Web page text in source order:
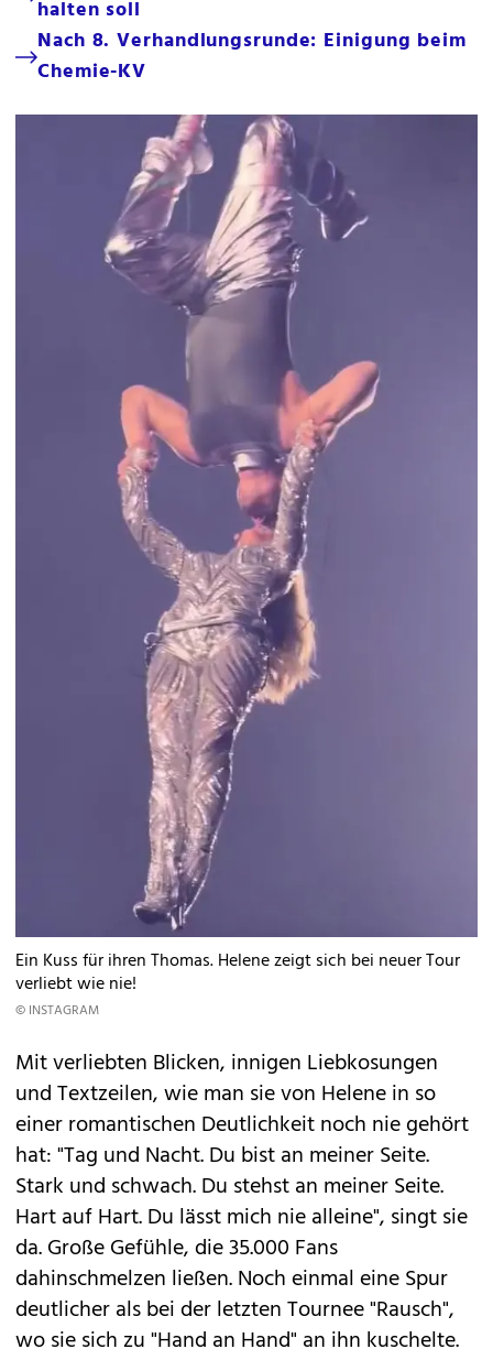
halten soll
Nach 8. Verhandlungsrunde: Einigung beim
Chemie-KV
Ein Kuss für ihren Thomas. Helene zeigt sich bei neuer Tour
verliebt wie nie!
© INSTAGRAM
Mit verliebten Blicken, innigen Liebkosungen
und Textzeilen, wie man sie von Helene in so
einer romantischen Deutlichkeit noch nie gehört
hat: "Tag und Nacht. Du bist an meiner Seite.
Stark und schwach. Du stehst an meiner Seite.
Hart auf Hart. Du lässt mich nie alleine", singt sie
da. Große Gefühle, die 35.000 Fans
dahinschmelzen ließen. Noch einmal eine Spur
deutlicher als bei der letzten Tournee "Rausch",
wo sie sich zu "Hand an Hand" an ihn kuschelte.